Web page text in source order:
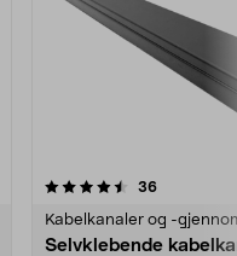
36
Kabelkanaler og -
Selvklebende
4.5 av 5 stjerner